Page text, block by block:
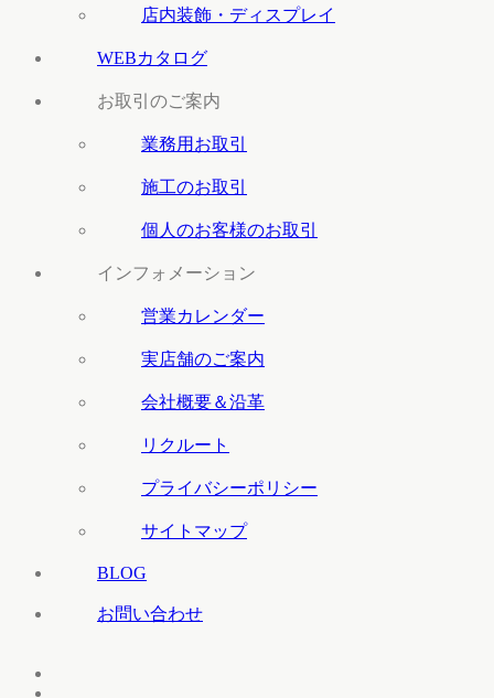
店内装飾・ディスプレイ
WEBカタログ
お取引のご案内
業務用お取引
施工のお取引
個人のお客様のお取引
インフォメーション
営業カレンダー
実店舗のご案内
会社概要＆沿革
リクルート
プライバシーポリシー
サイトマップ
BLOG
お問い合わせ